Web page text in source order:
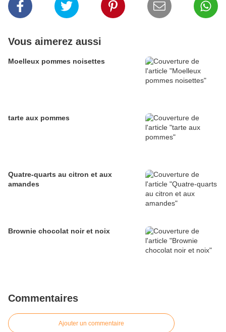
Vous aimerez aussi
Moelleux pommes noisettes
tarte aux pommes
Quatre-quarts au citron et aux
amandes
Brownie chocolat noir et noix
Commentaires
Ajouter un commentaire